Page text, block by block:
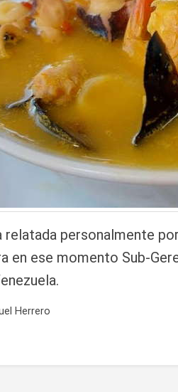
personalmente
en ese momento Sub-
Herrero